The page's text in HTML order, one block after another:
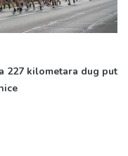
227 kilometara dug put